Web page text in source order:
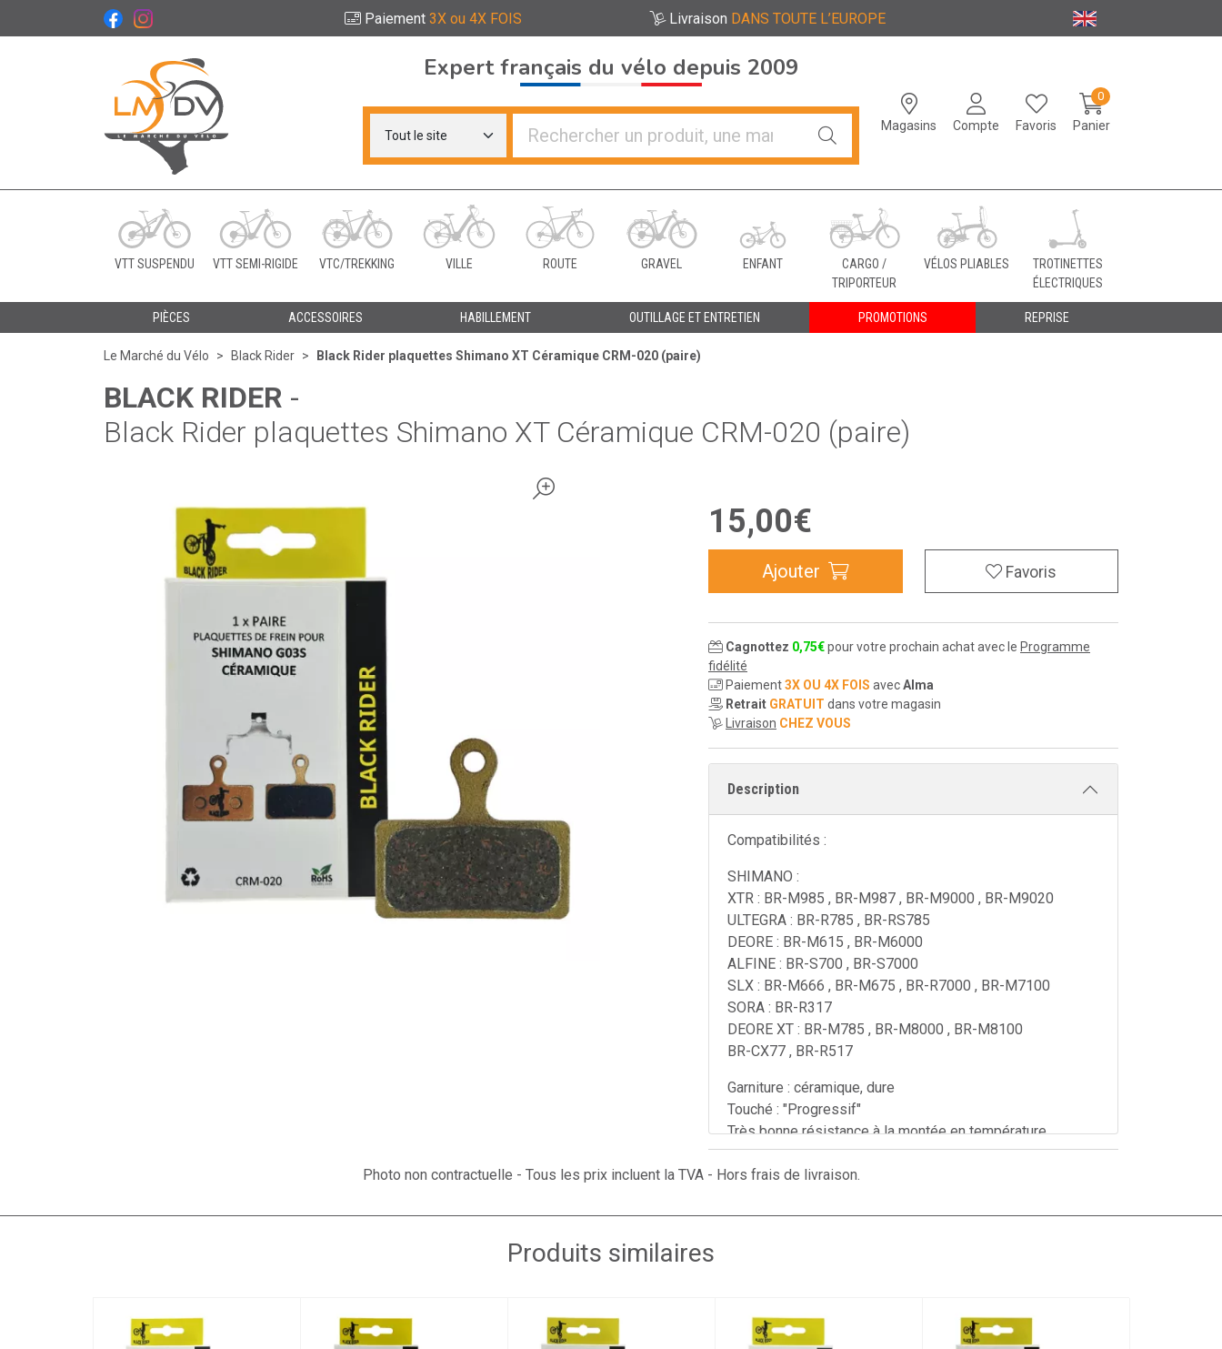
Paiement 3X ou 4X FOIS Livraison DANS TOUTE L’EUROPE
Le Marché du Vélo Votre distributeurs de vélo
Magasins Compte Favoris Panier
0
Expert français du vélo depuis 2009
VTT SUSPENDU VTT SEMI-RIGIDE VTC/TREKKING VILLE ROUTE GRAVEL ENFANT
CARGO /
TRIPORTEUR
VÉLOS PLIABLES
TROTINETTES
ÉLECTRIQUES
PIÈCES ACCESSOIRES HABILLEMENT OUTILLAGE ET ENTRETIEN PROMOTIONS REPRISE
Le Marché du Vélo Black Rider Black Rider plaquettes Shimano XT Céramique CRM-020 (paire)
BLACK RIDER -
Black Rider plaquettes Shimano XT Céramique CRM-020 (paire)
15,00€
Ajouter Favoris
Cagnottez 0,75€pour votre prochain achat avec le Programme
fidélité
Paiement3X OU 4X FOIS avecAlma
Retrait GRATUIT dans votre magasin
Livraison CHEZ VOUS
Description
Compatibilités :
SHIMANO :
XTR : BR-M985 , BR-M987 , BR-M9000 , BR-M9020
ULTEGRA : BR-R785 , BR-RS785
DEORE : BR-M615 , BR-M6000
ALFINE : BR-S700 , BR-S7000
SLX : BR-M666 , BR-M675 , BR-R7000 , BR-M7100
SORA : BR-R317
DEORE XT : BR-M785 , BR-M8000 , BR-M8100
BR-CX77 , BR-R517
Garniture : céramique, dure
Touché : "Progressif"
Très bonne résistance à la montée en température
Bruit extrêmement réduit !
Longévité accrue
Vendues par paire
Photo non contractuelle - Tous les prix incluent la TVA - Hors frais de livraison.
Produits similaires